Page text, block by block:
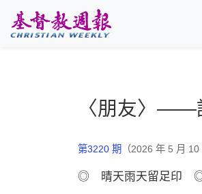
〈朋友〉——
第3220 期 （2026 年 5 月 10
◎ 晴天雨天留足印